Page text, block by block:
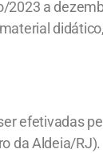
2023 a
efetivadas
da Aldeia/RJ).